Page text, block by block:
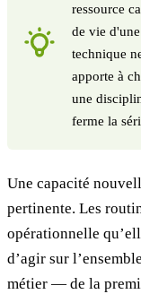
ressource
de vie
technique
apporte à
une
ferme la
Une capacité
pertinente. Les
opérationnelle
d’agir sur
métier — de la